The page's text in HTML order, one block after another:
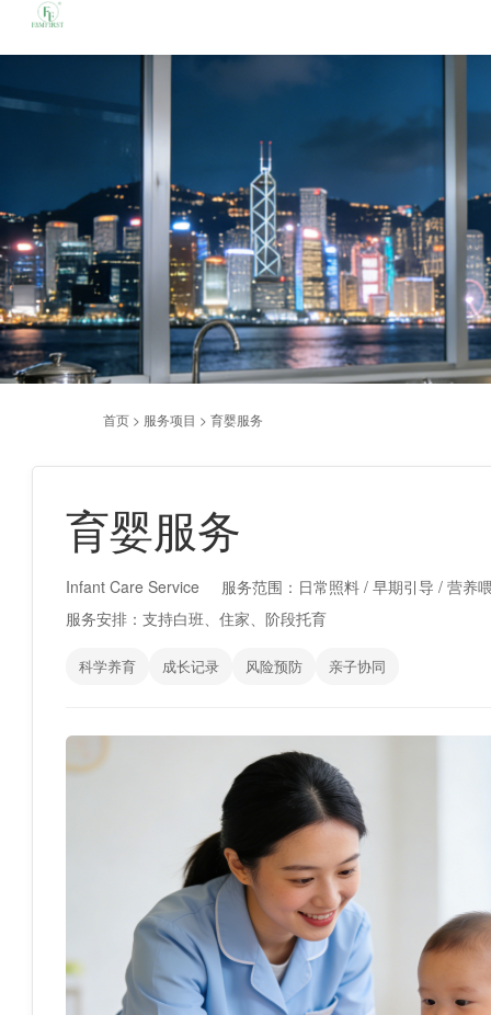
首页 > 服务项目 > 育婴服务
育婴服务
Infant Care Service
服务范围：日常照料 / 早期引导 / 营养
服务安排：支持白班、住家、阶段托育
科学养育 成长记录 风险预防 亲子协同